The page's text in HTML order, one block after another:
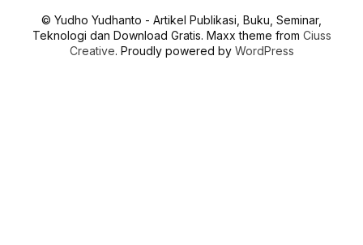
© Yudho Yudhanto - Artikel Publikasi, Buku, Seminar,
Teknologi dan Download Gratis. Maxx theme from Ciuss
Creative. Proudly powered by WordPress